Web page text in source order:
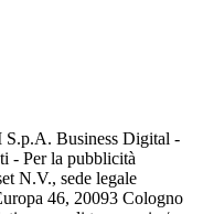
S.p.A. Business Digital -
- Per la pubblicità
N.V., sede legale
46, 20093 Cologno